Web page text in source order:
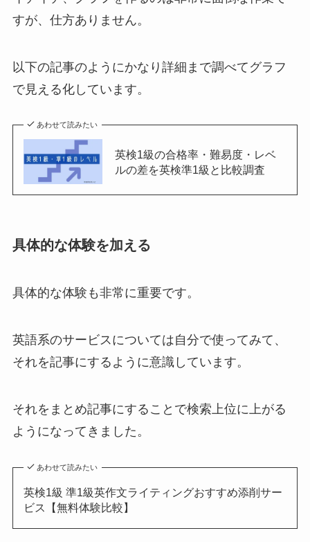
すが、仕方ありません。
以下の記事のようにかなり詳細まで調べてグラフ
で見える化しています。
あわせて読みたい
英検1級の合格率・難易度・レベ
ルの差を英検準1級と比較調査
具体的な体験を加える
具体的な体験も非常に重要です。
英語系のサービスについては自分で使ってみて、
それを記事にするように意識しています。
それをまとめ記事にすることで検索上位に上がる
ようになってきました。
あわせて読みたい
英検1級 準1級英作文ライティングおすすめ添削サー
ビス【無料体験比較】